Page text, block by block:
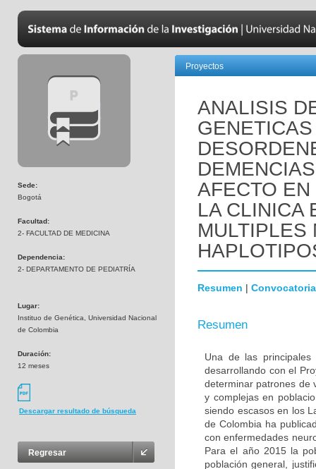
Sede:
Bogotá
Facultad:
2- FACULTAD DE MEDICINA
Dependencia:
2- DEPARTAMENTO DE PEDIATRÍA
Lugar:
Instituo de Genética, Universidad Nacional
de Colombia
Duración:
12 meses
Descargar resultado de búsqueda
Regresar
Proyectos
ANALISIS
AFECTO
LA CLINICA
MULTIPLES
Resumen | Convocatoria
Resumen
Una de las
desarrollando con el
determinar patrones de
y complejas en
siendo escasos en los
de Colombia ha
con enfermedades
Para el año 2015 la
población general,